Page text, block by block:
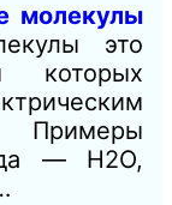
молекулы
это
которых
Примеры
— H2O,